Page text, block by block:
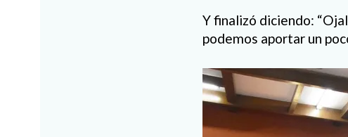
Y finalizó diciendo:
podemos aportar un